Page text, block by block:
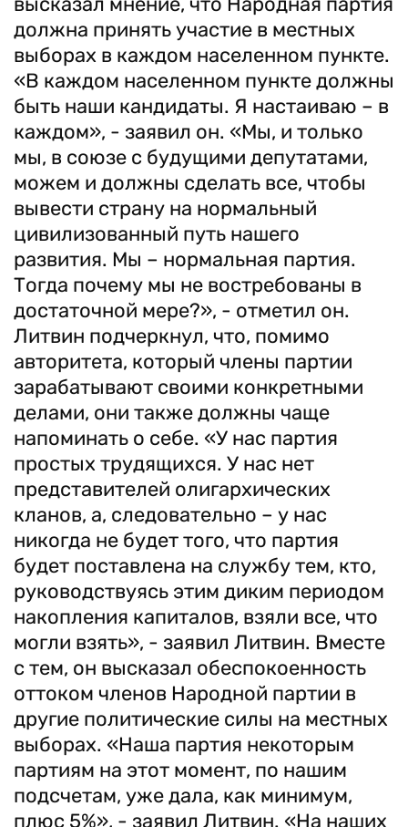
должна принять участие в местных
выборах в каждом населенном пункте.
«В каждом населенном пункте должны
быть наши кандидаты. Я настаиваю – в
каждом», - заявил он. «Мы, и только
мы, в союзе с будущими депутатами,
можем и должны сделать все, чтобы
вывести страну на нормальный
цивилизованный путь нашего
развития. Мы – нормальная партия.
Тогда почему мы не востребованы в
достаточной мере?», - отметил он.
Литвин подчеркнул, что, помимо
авторитета, который члены партии
зарабатывают своими конкретными
делами, они также должны чаще
напоминать о себе. «У нас партия
простых трудящихся. У нас нет
представителей олигархических
кланов, а, следовательно – у нас
никогда не будет того, что партия
будет поставлена на службу тем, кто,
руководствуясь этим диким периодом
накопления капиталов, взяли все, что
могли взять», - заявил Литвин. Вместе
с тем, он высказал обеспокоенность
оттоком членов Народной партии в
другие политические силы на местных
выборах. «Наша партия некоторым
партиям на этот момент, по нашим
подсчетам, уже дала, как минимум,
плюс 5%», - заявил Литвин. «На наших